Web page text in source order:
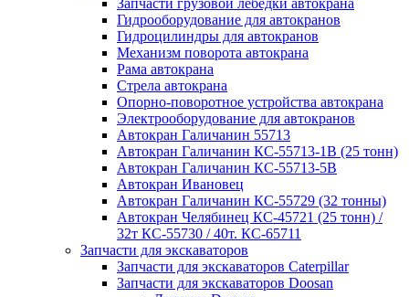
Запчасти грузовой лебедки автокрана
Гидрооборудование для автокранов
Гидроцилиндры для автокранов
Механизм поворота автокрана
Рама автокрана
Стрела автокрана
Опорно-поворотное устройства автокрана
Электрооборудование для автокранов
Автокран Галичанин 55713
Автокран Галичанин КС-55713-1В (25 тонн)
Автокран Галичанин КС-55713-5В
Автокран Ивановец
Автокран Галичанин КС-55729 (32 тонны)
Автокран Челябинец КС-45721 (25 тонн) /
32т КС-55730 / 40т. КС-65711
Запчасти для экскаваторов
Запчасти для экскаваторов Caterpillar
Запчасти для экскаваторов Doosan